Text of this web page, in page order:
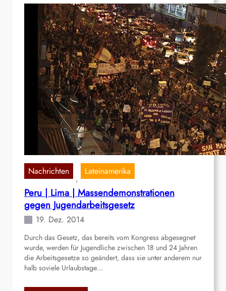
c
h
a
f
t
e
g
i
e
r
u
n
g
s
g
e
b
ä
u
e
n
|
W
e
i
t
e
r
h
i
n
A
n
g
r
f
e
a
f
B
u
l
l
Nachrichten
,
Lateinamerika
Peru | Lima | Massendemonstrationen
gegen Jugendarbeitsgesetz
19. Dez. 2014
Durch das Gesetz, das bereits vom Kongress abgesegnet
wurde, werden für Jugendliche zwischen 18 und 24 Jahren
die Arbeitsgesetze so geändert, dass sie unter anderem nur
halb soviele Urlaubstage…